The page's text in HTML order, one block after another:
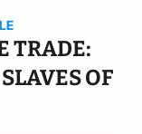
TRADE:
OF